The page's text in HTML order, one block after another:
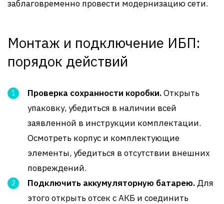
заблаговременно провести модернизацию сети.
Монтаж и подключение ИБП:
порядок действий
Проверка сохранности коробки.Открыть
упаковку, убедиться в наличии всей
заявленной в инструкции комплектации.
Осмотреть корпус и комплектующие
элементы, убедиться в отсутствии внешних
повреждений.
Подключить аккумуляторную батарею.Для
этого открыть отсек с АКБ и соединить